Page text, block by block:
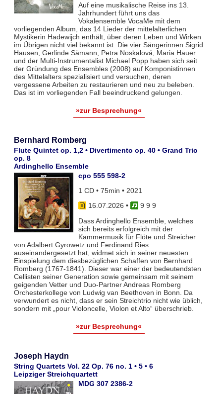
Auf eine musikalische Reise ins 13.
Jahrhundert führt uns das
Vokalensemble VocaMe mit dem
vorliegenden Album, das 14 Lieder der mittelalterlichen
Mystikerin Hadewijch enthält, über deren Leben und Wirken
im Übrigen nicht viel bekannt ist. Die vier Sängerinnen Sigrid
Hausen, Gerlinde Sämann, Petra Noskalová, Maria Hauer
und der Multi-Instrumentalist Michael Popp haben sich seit
der Gründung des Ensembles (2008) auf Komponistinnen
des Mittelalters spezialisiert und versuchen, deren
vergessene Arbeiten zu restaurieren und neu zu beleben.
Das ist im vorliegenden Fall beeindruckend gelungen.
»zur Besprechung«
Bernhard Romberg
Flute Quintet op. 1,2 • Divertimento op. 40 • Grand Trio
op. 8
Ardinghello Ensemble
cpo 555 598-2
1 CD • 75min • 2021
16.07.2026 •
9 9 9
Dass Ardinghello Ensemble, welches
sich bereits erfolgreich mit der
Kammermusik für Flöte und Streicher
von Adalbert Gyrowetz und Ferdinand Ries
auseinandergesetzt hat, widmet sich in seiner neuesten
Einspielung dem diesbezüglichen Schaffen von Bernhard
Romberg (1767-1841). Dieser war einer der bedeutendsten
Cellisten seiner Generation sowie gemeinsam mit seinem
geigenden Vetter und Duo-Partner Andreas Romberg
Orchesterkollege von Ludwig van Beethoven in Bonn. Da
verwundert es nicht, dass er sein Streichtrio nicht wie üblich,
sondern mit „pour Violoncelle, Violon et Alto“ überschrieb.
»zur Besprechung«
Joseph Haydn
String Quartets Vol. 22 Op. 76 no. 1 • 5 • 6
Leipziger Streichquartett
MDG 307 2386-2